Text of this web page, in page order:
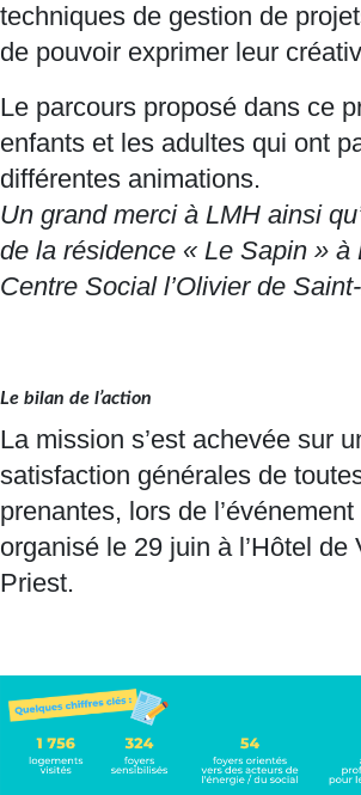
techniques de gestion de
de pouvoir exprimer leur
Le parcours proposé dans ce
enfants et les adultes qui ont
différentes animations.
Un grand merci à LMH ainsi
de la résidence « Le Sapin » à
Centre Social l’Olivier de
Le bilan de l’action
La mission s’est achevée sur
satisfaction générales de
prenantes, lors de
organisé le 29 juin à l’Hôtel de
Priest.